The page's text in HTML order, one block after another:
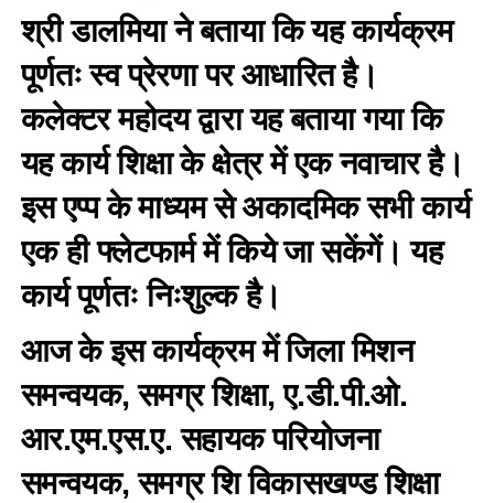
श्री डालमिया ने बताया कि यह कार्यक्रम
पूर्णतः स्व प्रेरणा पर आधारित है।
कलेक्टर महोदय द्वारा यह बताया गया कि
यह कार्य शिक्षा के क्षेत्र में एक नवाचार है।
इस एप्प के माध्यम से अकादमिक सभी कार्य
एक ही फ्लेटफार्म में किये जा सकेंगें। यह
कार्य पूर्णतः निःशुल्क है।
आज के इस कार्यक्रम में जिला मिशन
समन्वयक, समग्र शिक्षा, ए.डी.पी.ओ.
आर.एम.एस.ए. सहायक परियोजना
समन्वयक, समग्र शि विकासखण्ड शिक्षा